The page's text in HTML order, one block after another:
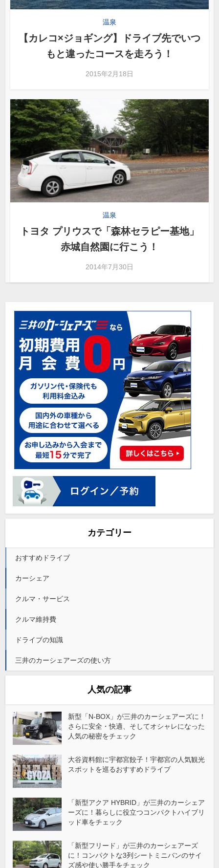
温泉
【カレコ×ジョギング】ドライブ先でいつ
もと違ったコースを走ろう！
2015年2月18日
温泉
トヨタ プリウスで「森林セラピー基地」
赤城自然園に行こう！
2014年7月30日
カテゴリー
おすすめドライブ
カーシェア
クルマ・サービス
クルマ維持費
ドライブの知識
三井のカーシェアーズの使い方
人気の記事
新型「N-BOX」が三井のカーシェアーズに！
さらに安全・快適、そしてオシャレになった
人気の秘密をチェック
大谷資料館に宇都宮餃子！宇都宮の人気観光
スポットを巡るおすすめドライブ
「新型アクア HYBRID」が三井のカーシェア
ーズに！暮らしに役立つコンパクトハイブリ
ッド車をチェック
「新型フリード」が三井のカーシェアーズ
に！コンパクトな3列シートミニバンのサイ
ズ感や使い勝手をチェック